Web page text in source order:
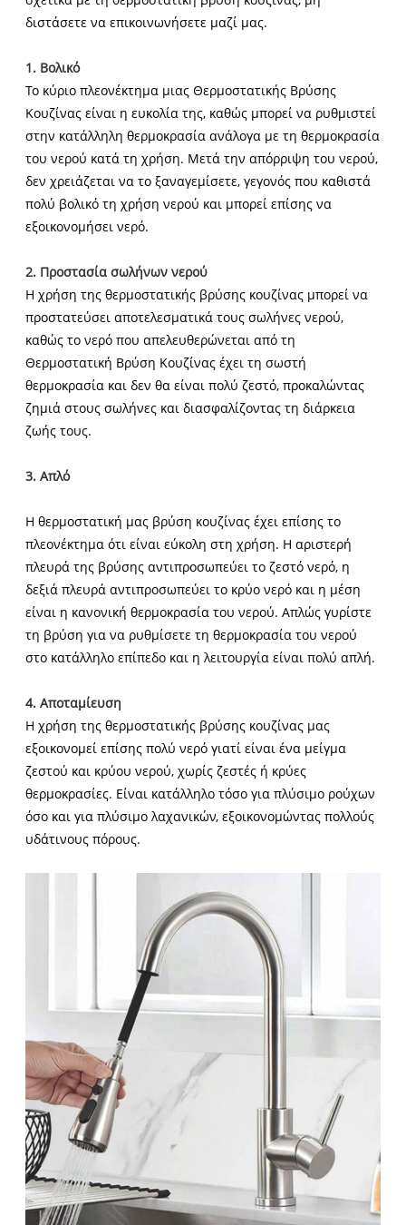
διστάσετε να επικοινωνήσετε μαζί μας.
1. Βολικό
Το κύριο πλεονέκτημα μιας Θερμοστατικής Βρύσης
Κουζίνας είναι η ευκολία της, καθώς μπορεί να ρυθμιστεί
στην κατάλληλη θερμοκρασία ανάλογα με τη θερμοκρασία
του νερού κατά τη χρήση. Μετά την απόρριψη του νερού,
δεν χρειάζεται να το ξαναγεμίσετε, γεγονός που καθιστά
πολύ βολικό τη χρήση νερού και μπορεί επίσης να
εξοικονομήσει νερό.
2. Προστασία σωλήνων νερού
Η χρήση της θερμοστατικής βρύσης κουζίνας μπορεί να
προστατεύσει αποτελεσματικά τους σωλήνες νερού,
καθώς το νερό που απελευθερώνεται από τη
Θερμοστατική Βρύση Κουζίνας έχει τη σωστή
θερμοκρασία και δεν θα είναι πολύ ζεστό, προκαλώντας
ζημιά στους σωλήνες και διασφαλίζοντας τη διάρκεια
ζωής τους.
3. Απλό
Η θερμοστατική μας βρύση κουζίνας έχει επίσης το
πλεονέκτημα ότι είναι εύκολη στη χρήση. Η αριστερή
πλευρά της βρύσης αντιπροσωπεύει το ζεστό νερό, η
δεξιά πλευρά αντιπροσωπεύει το κρύο νερό και η μέση
είναι η κανονική θερμοκρασία του νερού. Απλώς γυρίστε
τη βρύση για να ρυθμίσετε τη θερμοκρασία του νερού
στο κατάλληλο επίπεδο και η λειτουργία είναι πολύ απλή.
4. Αποταμίευση
Η χρήση της θερμοστατικής βρύσης κουζίνας μας
εξοικονομεί επίσης πολύ νερό γιατί είναι ένα μείγμα
ζεστού και κρύου νερού, χωρίς ζεστές ή κρύες
θερμοκρασίες. Είναι κατάλληλο τόσο για πλύσιμο ρούχων
όσο και για πλύσιμο λαχανικών, εξοικονομώντας πολλούς
υδάτινους πόρους.